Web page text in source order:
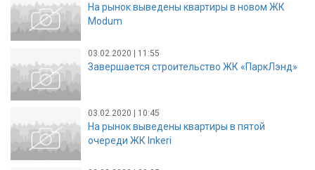
На рынок выведены квартиры в новом ЖК
Modum
03.02.2020 | 11:55
Завершается строительство ЖК «ПаркЛэнд»
03.02.2020 | 10:45
На рынок выведены квартиры в пятой
очереди ЖК Inkeri